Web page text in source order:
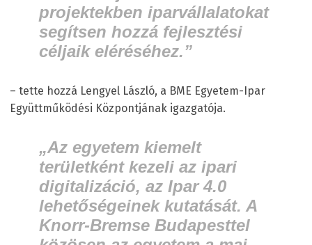
projektekben iparvállalatokat
segítsen hozzá fejlesztési
céljaik eléréséhez.”
– tette hozzá Lengyel László, a BME Egyetem-Ipar
Együttműködési Központjának igazgatója.
„Az egyetem kiemelt
területként kezeli az ipari
digitalizáció, az Ipar 4.0
lehetőségeinek kutatását. A
Knorr-Bremse Budapesttel